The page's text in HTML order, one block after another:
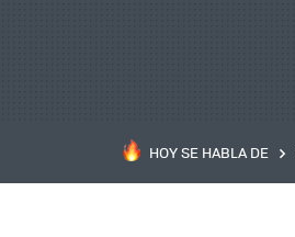
HOY SE HABLA DE